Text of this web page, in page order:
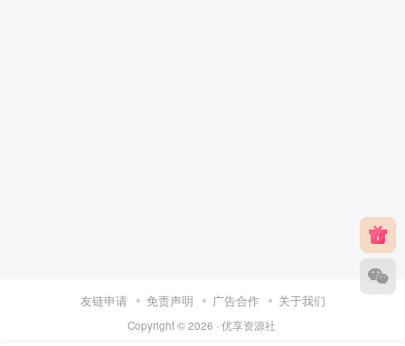
友链申请 免责声明 广告合作 关于我们
Copyright © 2026 · 优享资源社